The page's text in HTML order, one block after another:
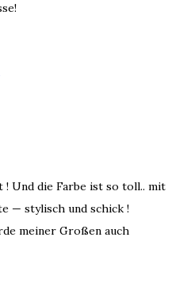
Und die Farbe ist so toll.. mit
— stylisch und schick !
meiner Großen auch